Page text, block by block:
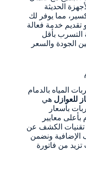
الحديثة
مما يوفر لك
تقديم خدمة فعالة
بأقل
الجودة والسعر
المياه بالدمام
للعوازل هي
بأسعار
بأعلى معايير
تقنيات الكشف عن
الإضافية ونضمن
تزيد من فاتورة